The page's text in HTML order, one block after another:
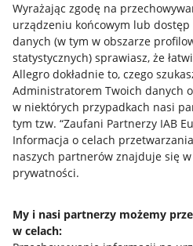
Wyrażając zgodę na
urządzeniu końcowym lub
danych (w tym w obszarze
statystycznych) sprawiasz, że
Allegro dokładnie to, czego
Administratorem Twoich danych
w niektórych przypadkach nasi
tym tzw. “Zaufani Partnerzy IAB
Informacja o celach
naszych partnerów znajduje się
prywatności.
My i nasi partnerzy możemy
w celach:
Przydatne informacje
Jak to działa
Napisz do nas
Allegro Gadane dla sprzedających
Mapa miejscowości